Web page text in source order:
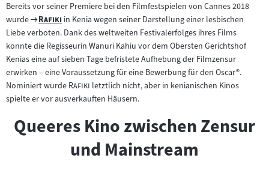
Bereits vor seiner Premiere bei den Filmfestspielen von Cannes 2018
wurde
Zum
Filmarchiv:
"
Rafiki"in Kenia wegen seiner Darstellung einer lesbischen
Liebe verboten. Dank des weltweiten Festivalerfolges ihres Films
konnte die Regisseurin Wanuri Kahiu vor dem Obersten Gerichtshof
Kenias eine auf sieben Tage befristete Aufhebung der Filmzensur
erwirken – eine Voraussetzung für eine Bewerbung für den Oscar®.
Nominiert wurde "Rafiki "letztlich nicht, aber in kenianischen Kinos
spielte er vor ausverkauften Häusern.
Queeres Kino zwischen Zensur
und Mainstream